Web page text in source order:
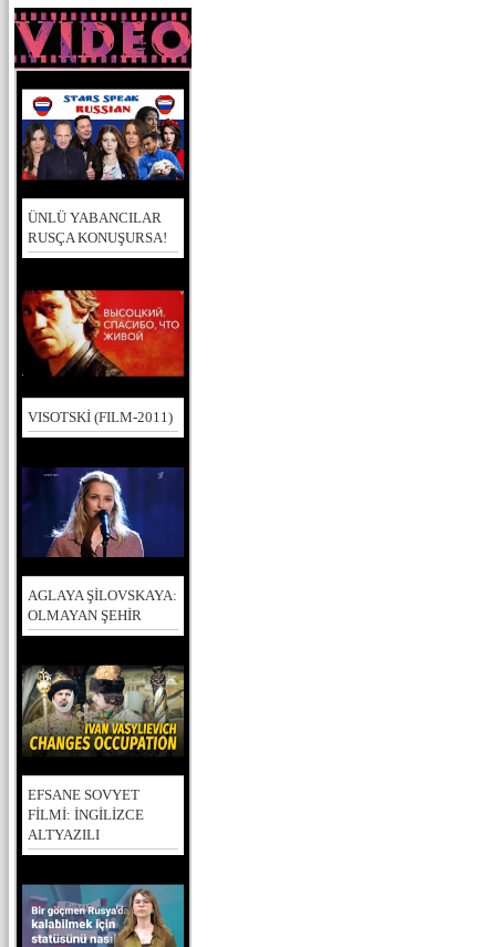
ÜNLÜ YABANCILAR
RUSÇA KONUŞURSA!
VISOTSKİ (FILM-2011)
AGLAYA ŞİLOVSKAYA:
OLMAYAN ŞEHİR
EFSANE SOVYET
FİLMİ: İNGİLİZCE
ALTYAZILI